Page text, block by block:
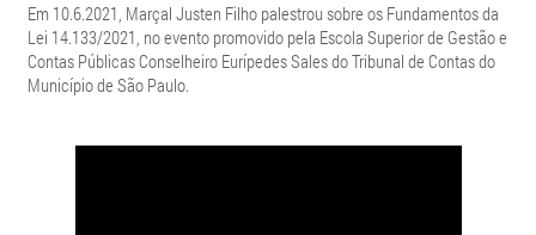
Em 10.6.2021, Marçal Justen Filho palestrou sobre os Fundamentos da
Lei 14.133/2021, no evento promovido pela Escola Superior de Gestão e
Contas Públicas Conselheiro Eurípedes Sales do Tribunal de Contas do
Município de São Paulo.